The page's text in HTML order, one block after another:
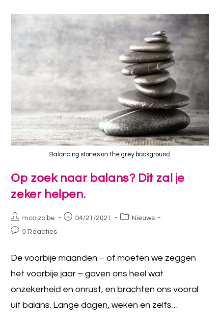
Balancing stones on the grey background.
Op zoek naar balans? Dit zal je
zeker helpen.
moojzo.be 04/21/2021
Nieuws
0 Reacties
De voorbije maanden – of moeten we zeggen
het voorbije jaar – gaven ons heel wat
onzekerheid en onrust, en brachten ons vooral
uit balans. Lange dagen, weken en zelfs…